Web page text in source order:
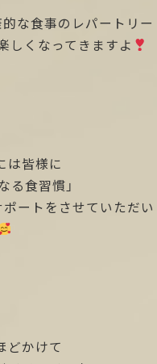
な食事のレパートリー
しくなってきますよ
皆様に
る食習慣」
ートをさせていただい
どかけて